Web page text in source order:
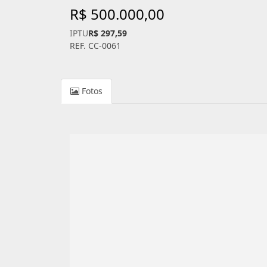
R$ 500.000,00
IPTUR$ 297,59
REF. CC-0061
Fotos